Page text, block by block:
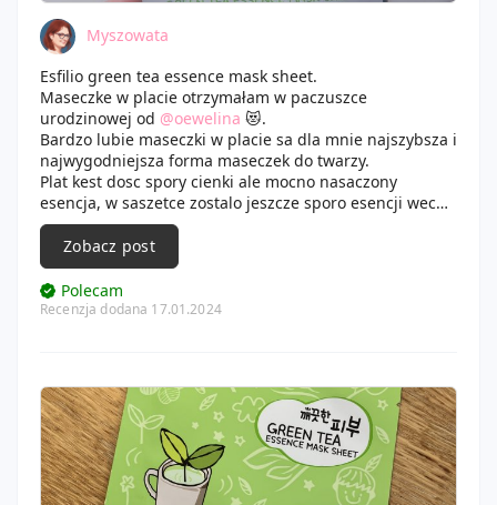
Myszowata
Esfilio green tea essence mask sheet.
Maseczke w placie otrzymałam w paczuszce
urodzinowej od @oewelina 😻.
Bardzo lubie maseczki w placie sa dla mnie najszybsza i
najwygodniejsza forma maseczek do twarzy.
Plat kest dosc spory cienki ale mocno nasaczony
esencja, w saszetce zostalo jeszcze sporo esencji wec
uzylam jej na szyje oraz dekold. W jej sklad wchodzi
ekstrkt z zielonej herbaty oraz pigwy. Ma bardzo
delikatny zapach i jest on dość przyjemny.
Nalozylam na oczyszczona skore twarzy i pozostawilam
na ponad 20minut do wchloniecia sie esencji. Dosc
widoczny mysle ze przy systematycznym uzywaniu efekt
bedzie lepiej widoczny.
Zobacz post
Polecam
Recenzja dodana 17.01.2024